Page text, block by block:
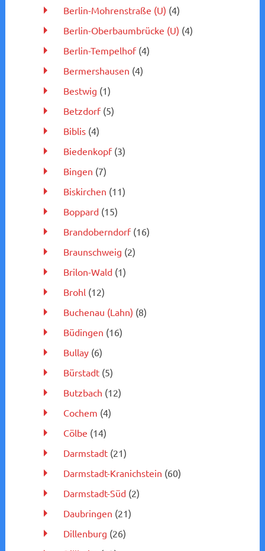
Berlin-Mohrenstraße (U) (4)
Berlin-Oberbaumbrücke (U) (4)
Berlin-Tempelhof(4)
Bermershausen (4)
Bestwig (1)
Betzdorf(5)
Biblis(4)
Biedenkopf(3)
Bingen (7)
Biskirchen (11)
Boppard(15)
Brandoberndorf(16)
Braunschweig (2)
Brilon-Wald(1)
Brohl(12)
Buchenau (Lahn) (8)
Büdingen (16)
Bullay(6)
Bürstadt(5)
Butzbach (12)
Cochem (4)
Cölbe (14)
Darmstadt(21)
Darmstadt-Kranichstein (60)
Darmstadt-Süd(2)
Daubringen (21)
Dillenburg (26)